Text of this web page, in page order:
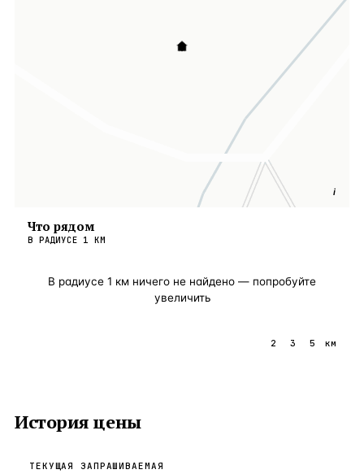
i
Что рядом
В РАДИУСЕ 1 КМ
В радиусе 1 км ничего не найдено — попробуйте
увеличить
2 3 5 км
История цены
ТЕКУЩАЯ ЗАПРАШИВАЕМАЯ